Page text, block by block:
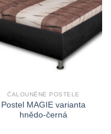
ČALOUNĚNÉ POSTELE
Postel MAGIE varianta
hnědo-černá